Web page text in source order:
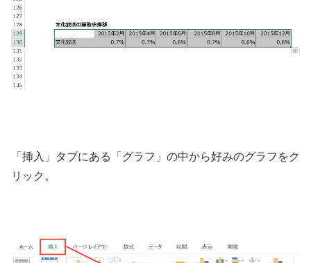
「挿入」タブにある「グラフ」の中から好みのグラフをク
リック。